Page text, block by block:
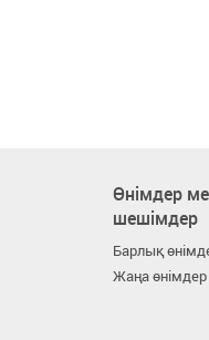
Өнімдер
шешімдер
Барлық
Жаңа өнімдер